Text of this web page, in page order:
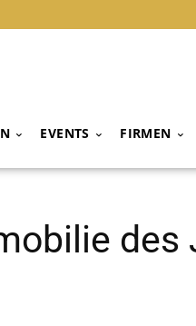
EVENTS FIRMEN
des